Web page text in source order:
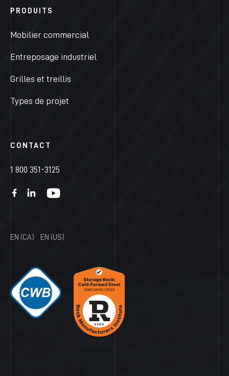
PRODUITS
Mobilier commercial
Entreposage industriel
Grilles et treillis
Types de projet
CONTACT
1 800 351-3125
EN (CA) EN (US)